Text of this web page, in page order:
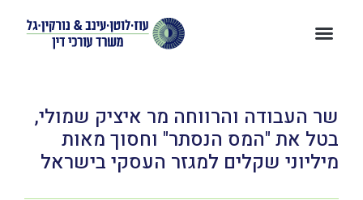
שר העבודה והרווחה מר איציק שמולי,
בטל את "המס הנסתר" וחסוך מאות
מיליוני שקלים למגזר העסקי בישראל